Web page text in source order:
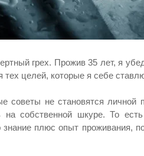
грех. Прожив 35 лет, я
тех целей, которые я себе
советы не становятся личной
на собственной шкуре. То
знание плюс опыт проживания,